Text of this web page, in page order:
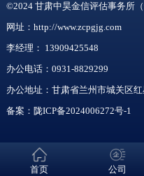
©2024 甘肃中昊金信评估事务所（
网址：http://www.zcpgjg.com
李经理： 13909425548
办公电话：0931-8829299
办公地址：甘肃省兰州市城关区
备案： 陇ICP备2024006272号-1
首页 公司